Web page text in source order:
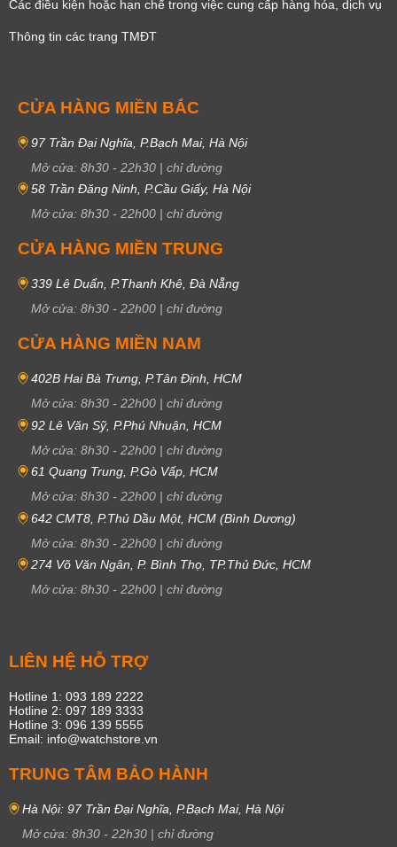
Các điều kiện hoặc hạn chế trong việc cung cấp hàng hóa, dịch vụ
Thông tin các trang TMĐT
CỬA HÀNG MIỀN BẮC
97 Trần Đại Nghĩa, P.Bạch Mai, Hà Nội
Mở cửa: 8h30 - 22h30 | chỉ đường
58 Trần Đăng Ninh, P.Cầu Giấy, Hà Nội
Mở cửa: 8h30 - 22h00 | chỉ đường
CỬA HÀNG MIỀN TRUNG
339 Lê Duẩn, P.Thanh Khê, Đà Nẵng
Mở cửa: 8h30 - 22h00 | chỉ đường
CỬA HÀNG MIỀN NAM
402B Hai Bà Trưng, P.Tân Định, HCM
Mở cửa: 8h30 - 22h00 | chỉ đường
92 Lê Văn Sỹ, P.Phú Nhuận, HCM
Mở cửa: 8h30 - 22h00 | chỉ đường
61 Quang Trung, P.Gò Vấp, HCM
Mở cửa: 8h30 - 22h00 | chỉ đường
642 CMT8, P.Thủ Dầu Một, HCM (Bình Dương)
Mở cửa: 8h30 - 22h00 | chỉ đường
274 Võ Văn Ngân, P. Bình Thọ, TP.Thủ Đức, HCM
Mở cửa: 8h30 - 22h00 | chỉ đường
LIÊN HỆ HỖ TRỢ
Hotline 1: 093 189 2222
Hotline 2: 097 189 3333
Hotline 3: 096 139 5555
Email: info@watchstore.vn
TRUNG TÂM BẢO HÀNH
Hà Nội: 97 Trần Đại Nghĩa, P.Bạch Mai, Hà Nội
Mở cửa: 8h30 - 22h30 | chỉ đường